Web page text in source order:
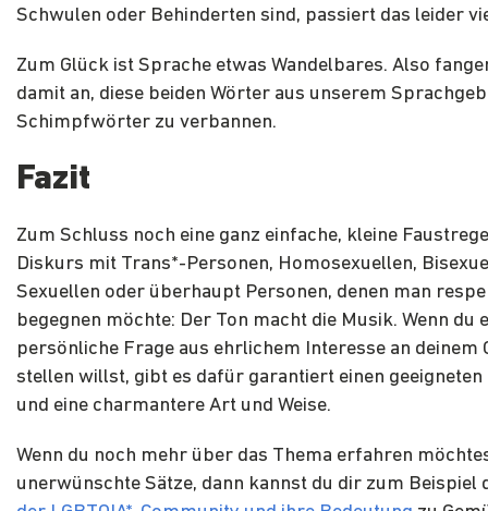
Schwulen oder Behinderten sind, passiert das leider
Zum Glück ist Sprache etwas Wandelbares. Also
damit an, diese beiden Wörter aus unserem
Schimpfwörter zu verbannen.
Fazit
Zum Schluss noch eine ganz einfache, kleine
Diskurs mit Trans*-Personen, Homosexuellen,
Sexuellen oder überhaupt Personen, denen man
begegnen möchte: Der Ton macht die Musik. Wenn du
persönliche Frage aus ehrlichem Interesse an deinem
stellen willst, gibt es dafür garantiert einen geeigneten
und eine charmantere Art und Weise.
Wenn du noch mehr über das Thema erfahren
unerwünschte Sätze, dann kannst du dir zum Beispiel